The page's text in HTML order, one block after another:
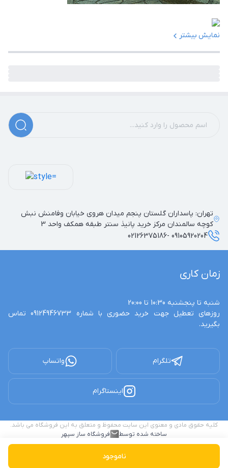
ناموجود
نمایش بیشتر
زمان کاری
بگیرید.
تلگرام واتساپ
اینستاگرام
تهران: پاسداران گلستان پنجم میدان هروی خیابان وفامنش نبش
کوچه سالمندان مرکز خرید پانیذ سنتر طبقه همکف واحد 3
09105920204 -02126375186
کلیه حقوق مادی و معنوی این سایت محفوظ و متعلق به این فروشگاه می باشد.
ساخته شده توسط
فروشگاه ساز سپهر